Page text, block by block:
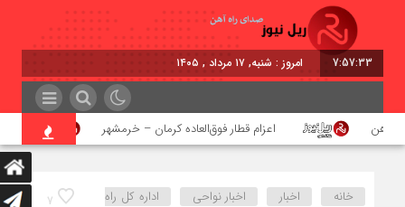
7:57:34 امروز : شنبه, ۱۷ مرداد , ۱۴۰۵
اعزام قطار فوق‌العاده کرمان – خرمشهر
7 خانه اخبار اخبار نواحی
اداره كل راه